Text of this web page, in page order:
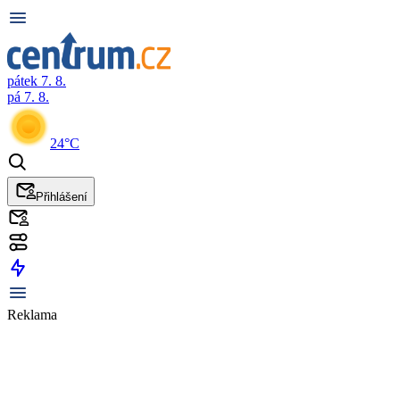
pátek 7. 8.
pá 7. 8.
24°C
Přihlášení
Reklama